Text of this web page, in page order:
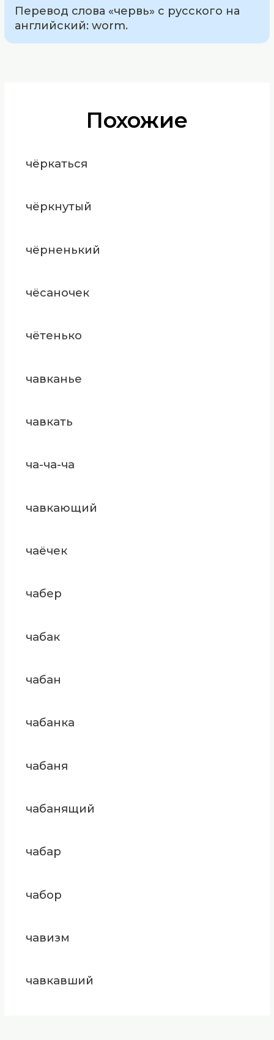
Перевод слова «червь» с русского на
английский: worm.
Похожие
чёркаться
чёркнутый
чёрненький
чёсаночек
чётенько
чавканье
чавкать
ча-ча-ча
чавкающий
чаёчек
чабер
чабак
чабан
чабанка
чабаня
чабанящий
чабар
чабор
чавизм
чавкавший